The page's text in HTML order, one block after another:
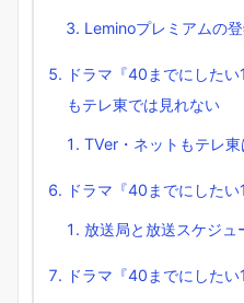
Leminoプレミアムの
ドラマ『40までにした
もテレ東では見れない
TVer・ネットもテレ
ドラマ『40までにした
放送局と放送スケジュ
ドラマ『40までにした